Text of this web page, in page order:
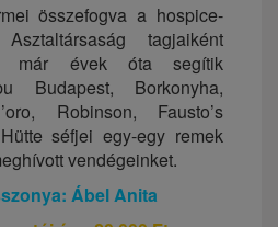
összefogva a hospice-
tagjaiként
már évek óta segítik
Budapest, Borkonyha,
Robinson, Fausto’s
séfjei egy-egy remek
vendégeinket.
Ábel Anita